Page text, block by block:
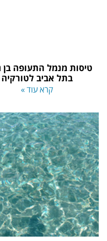
טיסות מנמל התעופה בן
בתל אביב לטורקיה
קרא עוד »